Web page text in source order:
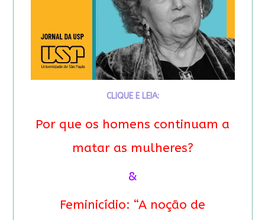
CLIQUE E LEIA:
Por que os homens continuam a
matar as mulheres?
&
Feminicídio: “A noção de